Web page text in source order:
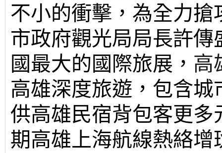
不小的衝擊，為全力
市政府觀光局局長許
國最大的國際旅展， 高
高雄深度旅遊，包含
供高雄民宿背包客更多
期高雄上海航線熱絡